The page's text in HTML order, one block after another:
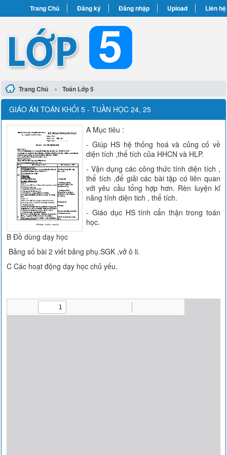
Trang Chủ Đăng ký Đăng nhập Upload Liên hệ
Trang Chủ › Toán Lớp 5
GIÁO ÁN TOÁN KHỐI 5 - TUẦN HỌC 24, 25
A Mục tiêu :
- Giúp HS hệ thống hoá và củng cố về
diện tích ,thể tích của HHCN và HLP.
- Vận dụng các công thức tính diện tích ,
thể tích ,để giải các bài tập có liên quan
với yêu cầu tổng hợp hơn. Rèn luyện kĩ
năng tính diện tich , thể tích.
- Giáo dục HS tính cẩn thận trong toán
học.
B Đồ dùng dạy học
Bảng số bài 2 viết bảng phụ.SGK ,vở ô li.
C Các hoạt động dạy học chủ yếu.